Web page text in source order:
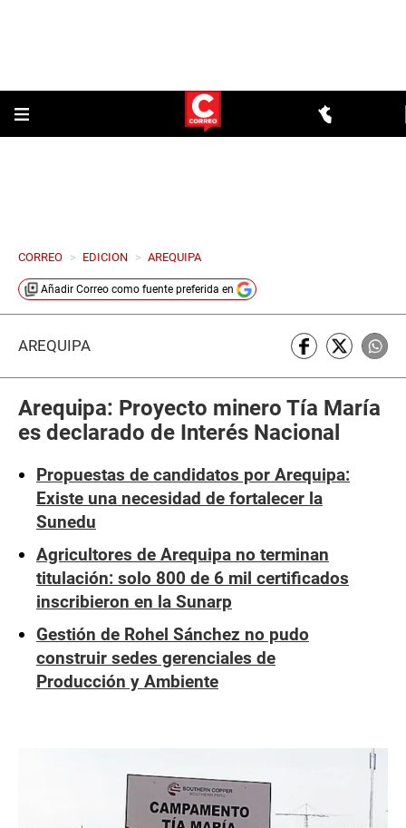
CORREO > EDICION > AREQUIPA
Añadir Correo como fuente preferida en
AREQUIPA
Arequipa: Proyecto minero Tía María
es declarado de Interés Nacional
Propuestas de candidatos por Arequipa:
Existe una necesidad de fortalecer la
Sunedu
Agricultores de Arequipa no terminan
titulación: solo 800 de 6 mil certificados
inscribieron en la Sunarp
Gestión de Rohel Sánchez no pudo
construir sedes gerenciales de
Producción y Ambiente